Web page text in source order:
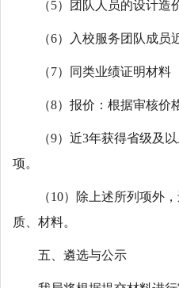
（5）团队人员的设计造
（6）入校服务团队成员
（7）同类业绩证明材料
（8）报价：根据审核价
（9）近3年获得省级及
项。
（10）除上述所列项外
质、材料。
五、遴选与公示